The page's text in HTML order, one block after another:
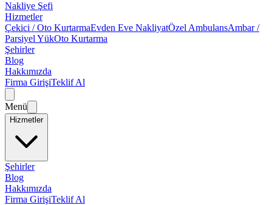
Nakliye Şefi
Hizmetler
Çekici / Oto KurtarmaEvden Eve NakliyatÖzel AmbulansAmbar /
Parsiyel YükOto Kurtarma
Şehirler
Blog
Hakkımızda
Firma GirişiTeklif Al
Menü
Hizmetler
Şehirler
Blog
Hakkımızda
Firma GirişiTeklif Al